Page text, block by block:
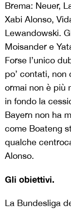
Brema: Neuer,
Xabi Alonso,
Lewandowski.
Moisander e
Forse l’unico
po’ contati,
ormai non è più
in fondo la
Bayern non ha
come Boateng
qualche
Alonso.
Gli obiettivi.
La Bundesliga